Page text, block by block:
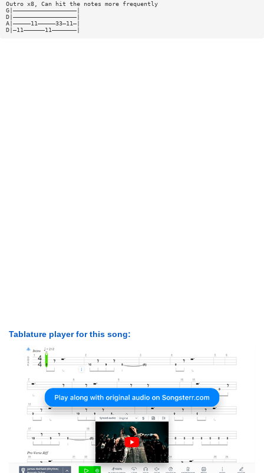
Outro x8, Can hit the notes more frequently
G|——————————————————|
D|——————————————————|
A|—————11—————33—11—|
D|—11——————11———————|
Tablature player for this song: